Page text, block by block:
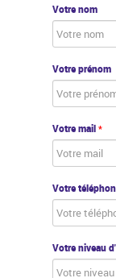
Votre nom
Votre prénom
Votre mail *
Votre
Votre niveau